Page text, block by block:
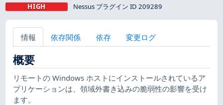
HIGH Nessus プラグイン ID 209289
情報 依存関係 依存 変更ログ
概要
リモートの Windows ホストにインストールされているア
プリケーションは、領域外書き込みの脆弱性の影響を受け
ます。